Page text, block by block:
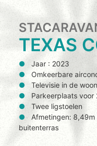
TEXAS
Jaar : 2023
Omkeerbare
Televisie in de
Parkeerplaats voor
Twee ligstoelen
Afmetingen:
buitenterras